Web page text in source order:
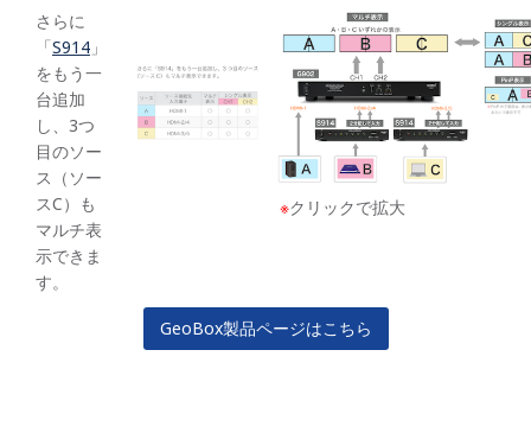
さらに
「S914 」
をもう一
台追加
し、3つ
目のソー
ス（ソー
スC）も
マルチ表
示できま
す。
※クリックで拡大
GeoBox製品ページはこちら